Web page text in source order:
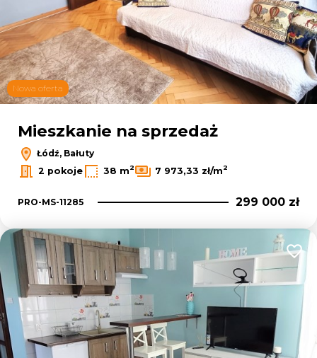
Nowa oferta
Mieszkanie na sprzedaż
Łódź, Bałuty
2 pokoje
38 m2 7 973,33 zł/m2
PRO-MS-11285 299 000 zł